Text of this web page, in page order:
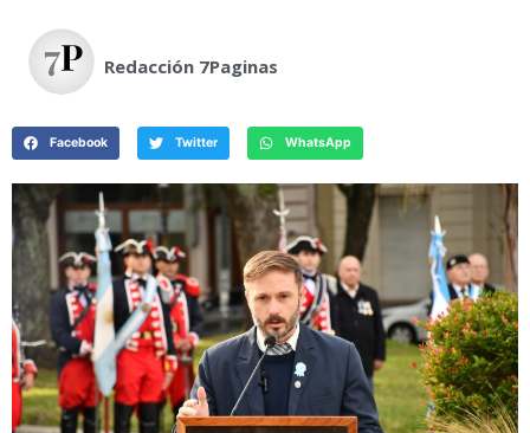
Redacción 7Paginas
Facebook Twitter WhatsApp